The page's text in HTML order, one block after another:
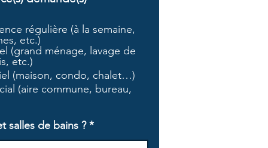
i
a
o
i
régulière (à la semaine,
etc.)
(grand ménage, lavage de
etc.)
(maison, condo, chalet…)
(aire commune, bureau,
salles de bains ?